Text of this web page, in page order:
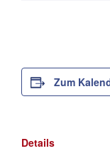
Zum
Details